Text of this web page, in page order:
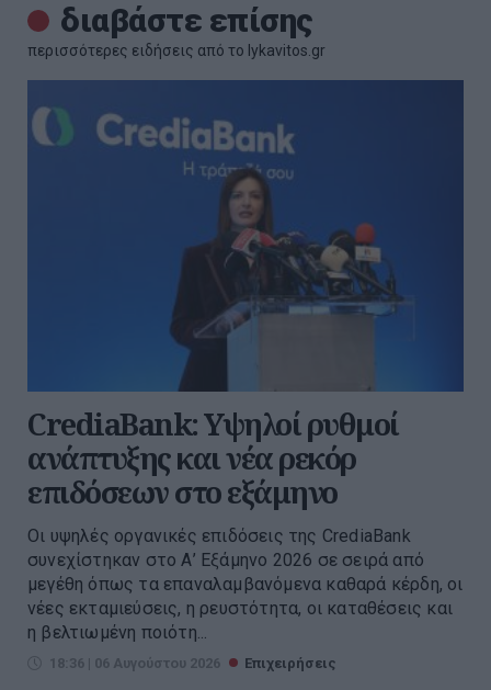
διαβάστε επίσης
περισσότερες ειδήσεις από το lykavitos.gr
CrediaBank: Υψηλοί ρυθμοί
ανάπτυξης και νέα ρεκόρ
επιδόσεων στο εξάμηνο
Οι υψηλές οργανικές επιδόσεις της CrediaBank
συνεχίστηκαν στο Α’ Εξάμηνο 2026 σε σειρά από
μεγέθη όπως τα επαναλαμβανόμενα καθαρά κέρδη, οι
νέες εκταμιεύσεις, η ρευστότητα, οι καταθέσεις και
η βελτιωμένη ποιότη...
18:36 | 06 Αυγούστου 2026 Επιχειρήσεις